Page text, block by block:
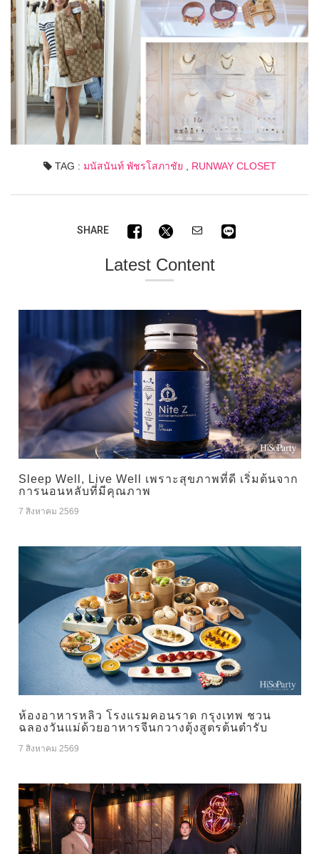
TAG : มนัสนันท์ พัชรโสภาชัย , RUNWAY CLOSET
SHARE
Latest Content
Sleep Well, Live Well เพราะสุขภาพที่ดี เริ่มต้นจาก
การนอนหลับที่มีคุณภาพ
7 สิงหาคม 2569
ห้องอาหารหลิว โรงแรมคอนราด กรุงเทพ ชวน
ฉลองวันแม่ด้วยอาหารจีนกวางตุ้งสูตรต้นตำรับ
7 สิงหาคม 2569